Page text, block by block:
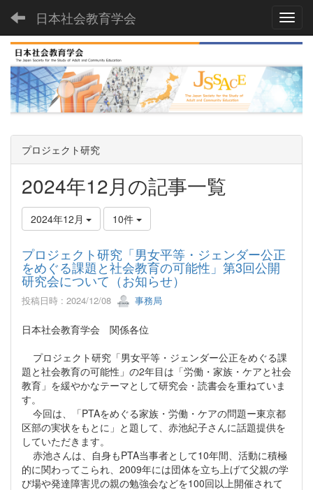
日本社会教育学会
プロジェクト研究
2024年12月の記事一覧
2024年12月 10件
プロジェクト研究「男女平等・ジェンダー公正
をめぐる課題と社会教育の可能性」第3回公開
研究会について（お知らせ）
投稿日時 : 2024/12/08 事務局
日本社会教育学会 関係各位
プロジェクト研究「男女平等・ジェンダー公正をめぐる課
題と社会教育の可能性」の2年目は「労働・家族・ケアと社会
教育」を緩やかなテーマとして研究会・読書会を重ねていま
す。
今回は、「PTAをめぐる家族・労働・ケアの問題ー東京都
区部の実状をもとに」と題して、赤池紀子さんに話題提供を
していただきます。
赤池さんは、自身もPTA当事者として10年間、活動に積極
的に関わってこられ、2009年には団体を立ち上げて父親の学
び場や発達障害児の親の勉強会などを100回以上開催されて